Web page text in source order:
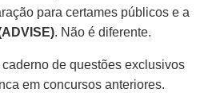
para certames públicos e a
. Não é diferente.
de questões exclusivos
em concursos anteriores.